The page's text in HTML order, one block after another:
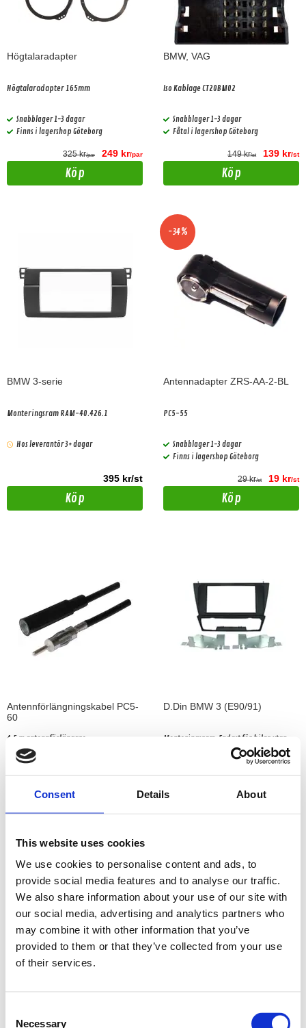
Consent Details About
This website uses cookies
We use cookies to personalise content and ads, to
provide social media features and to analyse our traffic.
We also share information about your use of our site with
our social media, advertising and analytics partners who
may combine it with other information that you’ve
provided to them or that they’ve collected from your use
of their services.
Necessary
Högtalaradapter
Högtalaradapter 165mm
Snabblager 1-3 dagar
Finns i lagershop Göteborg
325 kr/par 249 kr/par
Köp
BMW, VAG
Iso Kablage CT20BM02
Snabblager 1-3 dagar
Fåtal i lagershop Göteborg
149 kr/st 139 kr/st
Köp
BMW 3-serie
Monteringsram RAM-40.426.1
Hos leverantör 3+ dagar
395 kr/st
Köp
-34%
Antennadapter ZRS-AA-2-BL
PC5-55
Snabblager 1-3 dagar
Finns i lagershop Göteborg
29 kr/st 19 kr/st
Köp
Antennförlängningskabel PC5-
60
4,5 m antennförlängare
D.Din BMW 3 (E90/91)
Monteringsram. Endast för bilar utan